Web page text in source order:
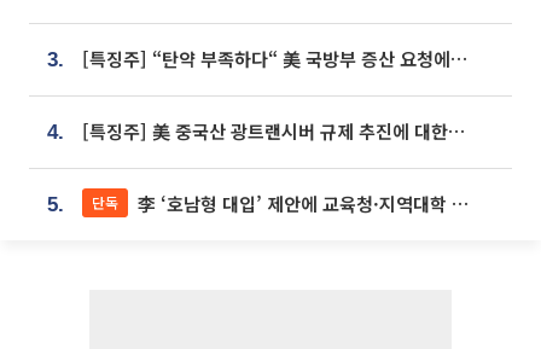
3. [특징주] “탄약 부족하다“ 美 국방부 증산 요청에⋯국내 방산주 급등세
4. [특징주] 美 중국산 광트랜시버 규제 추진에 대한광통신 등 광통신株 강세
5. 단독 李 ‘호남형 대입’ 제안에 교육청·지역대학 서·논술형 입시 연계 '착수'